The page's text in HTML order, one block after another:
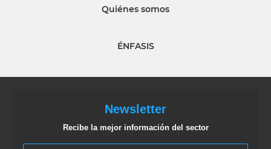
Quiénes somos
ÉNFASIS
Newsletter
Recibe la mejor información del sector